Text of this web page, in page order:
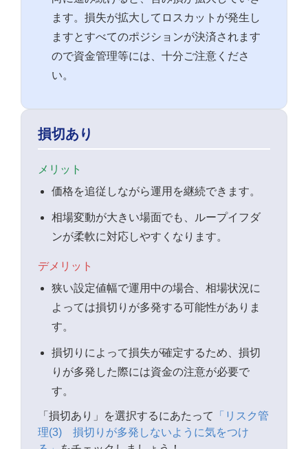
ます。損失が拡大してロスカットが発生し
ますとすべてのポジションが決済されます
ので資金管理等には、十分ご注意くださ
い。
損切あり
メリット
価格を追従しながら運用を継続できます。
相場変動が大きい場面でも、ループイフダ
ンが柔軟に対応しやすくなります。
デメリット
狭い設定値幅で運用中の場合、相場状況に
よっては損切りが多発する可能性がありま
す。
損切りによって損失が確定するため、損切
りが多発した際には資金の注意が必要で
す。
「損切あり」を選択するにあたって
「リスク管
理(3) 損切りが多発しないように気をつけ